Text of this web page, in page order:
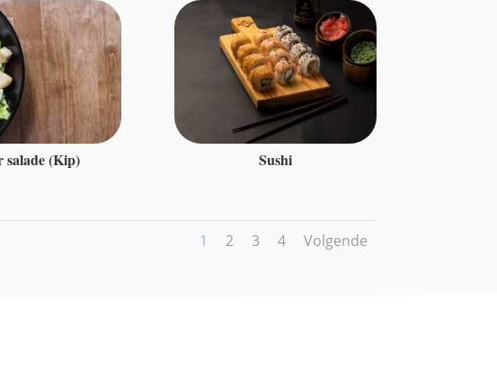
salade (Kip) Sushi
1 2 3 4 Volgende